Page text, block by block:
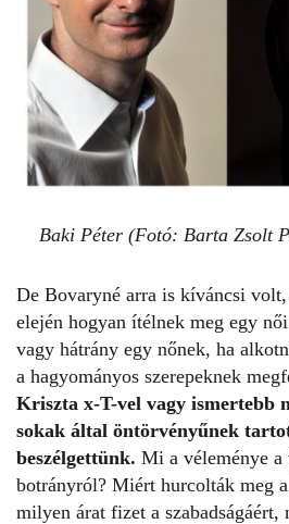
Baki Péter (Fotó: Barta Zsolt
De Bovaryné arra is kíváncsi volt,
elején hogyan ítélnek meg egy
vagy hátrány egy nőnek, ha
a hagyományos szerepeknek
Kriszta x-T-vel vagy ismertebb
sokak által öntörvényűnek
beszélgettünk. Mi a véleménye a
botrányról? Miért hurcolták meg
milyen árat fizet a